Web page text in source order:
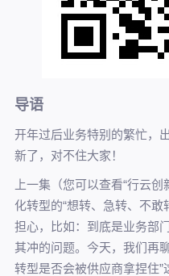
导语
开年过后业务特别的繁忙，
新了，对不住大家！
上一集（您可以查看“行云
化转型的“想转、急转、不敢
担心，比如：到底是业务部
其冲的问题。今天，我们再
转型是否会被供应商拿捏住”